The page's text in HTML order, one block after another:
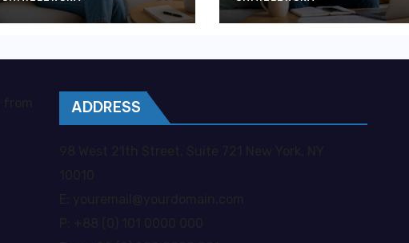
prywatna opieka
swobodę?
kosztownych
ADDRESS